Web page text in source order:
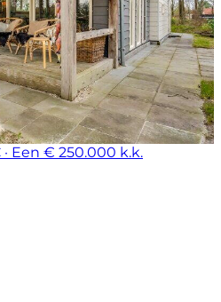
Een € 250.000 k.k.